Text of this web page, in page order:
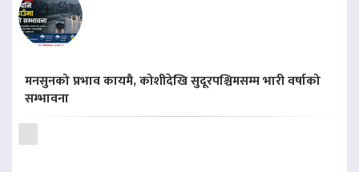
मनसुनको प्रभाव कायमै, कोशीदेखि सुदूरपश्चिमसम्म भारी वर्षाको
सम्भावना